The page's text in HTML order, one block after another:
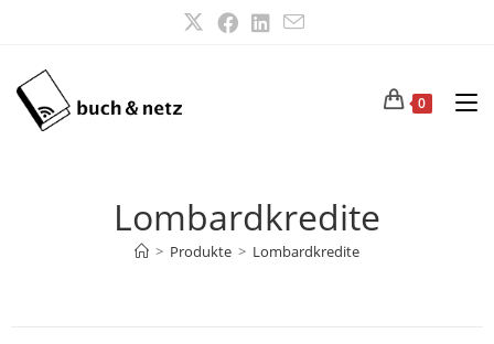
0
Lombardkredite
> Produkte > Lombardkredite